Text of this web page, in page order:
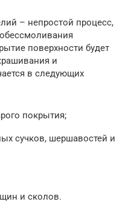
– непростой процесс,
поверхности будет
и
в следующих
покрытия;
сучков, шершавостей и
и сколов.